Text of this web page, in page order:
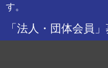
す。
「法人・団体会員